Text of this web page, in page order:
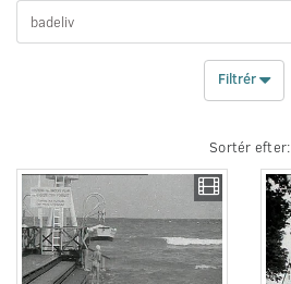
Filtrér
Sortér efter: